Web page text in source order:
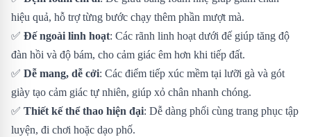
hiệu quả, hỗ trợ từng bước chạy thêm phần mượt mà.
✅ Đế ngoài linh hoạt: Các rãnh linh hoạt dưới đế giúp tăng độ
đàn hồi và độ bám, cho cảm giác êm hơn khi tiếp đất.
✅ Dễ mang, dễ cởi: Các điểm tiếp xúc mềm tại lưỡi gà và gót
giày tạo cảm giác tự nhiên, giúp xỏ chân nhanh chóng.
✅ Thiết kế thể thao hiện đại: Dễ dàng phối cùng trang phục tập
luyện, đi chơi hoặc dạo phố.